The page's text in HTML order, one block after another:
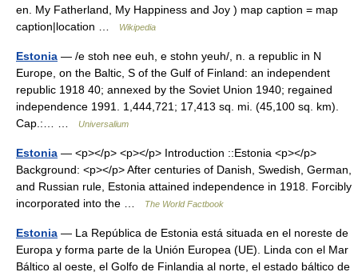
en. My Fatherland, My Happiness and Joy ) map caption = map
caption|location …
Wikipedia
Estonia — /e stoh nee euh, e stohn yeuh/, n. a republic in N
Europe, on the Baltic, S of the Gulf of Finland: an independent
republic 1918 40; annexed by the Soviet Union 1940; regained
independence 1991. 1,444,721; 17,413 sq. mi. (45,100 sq. km).
Cap.:… …
Universalium
Estonia — <p></p> <p></p> Introduction ::Estonia <p></p>
Background: <p></p> After centuries of Danish, Swedish, German,
and Russian rule, Estonia attained independence in 1918. Forcibly
incorporated into the …
The World Factbook
Estonia — La República de Estonia está situada en el noreste de
Europa y forma parte de la Unión Europea (UE). Linda con el Mar
Báltico al oeste, el Golfo de Finlandia al norte, el estado báltico de